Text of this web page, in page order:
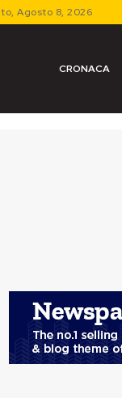
Agosto 8, 2026
CRONACA